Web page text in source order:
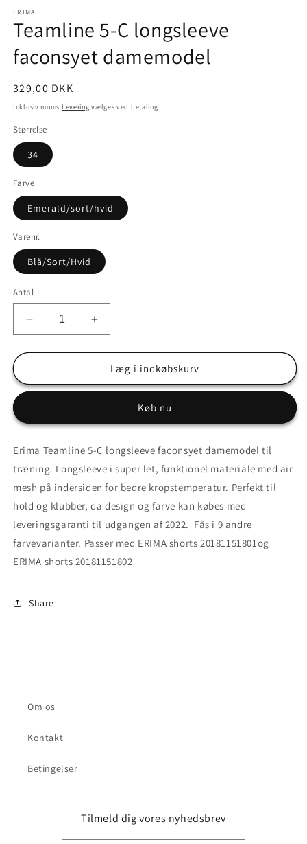
1
i
modus
ERIMA
Teamline 5-C longsleeve
faconsyet damemodel
Normalpris
329,00 DKK
Inklusiv moms Levering vælges ved betaling.
Størrelse
34
Farve
Emerald/sort/hvid
Varenr.
Blå/Sort/Hvid
Antal
Reducer
antallet
for
5-
faconsyet
Øg
antallet
for
Teamline
5-
longsleeve
faconsyet
Læg i indkøbskurv
Køb nu
Erima Teamline 5-C longsleeve faconsyet damemodel til
træning. Longsleeve i super let, funktionel materiale med air
mesh på indersiden for bedre kropstemperatur. Perfekt til
hold og klubber, da design og farve kan købes med
leveringsgaranti til udgangen af 2022. Fås i 9 andre
farvevarianter. Passer med ERIMA shorts 20181151801og
ERIMA shorts 20181151802
Share
Om os
Kontakt
Betingelser
Tilmeld dig vores nyhedsbrev